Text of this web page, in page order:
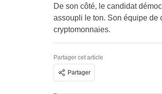
De son côté, le candidat
assoupli le ton. Son équipe de
cryptomonnaies.
Partager cet article
Partager